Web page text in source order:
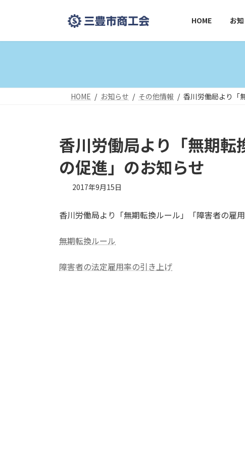
ン
キ
ー
に
HOME お
HOME お知らせ その他情報 香川労働局より「
香川労働局より「無期転
の促進」のお知らせ
2017年9月15日
香川労働局より「無期転換ルール」「障害者の雇
無期転換ルール
障害者の法定雇用率の引き上げ